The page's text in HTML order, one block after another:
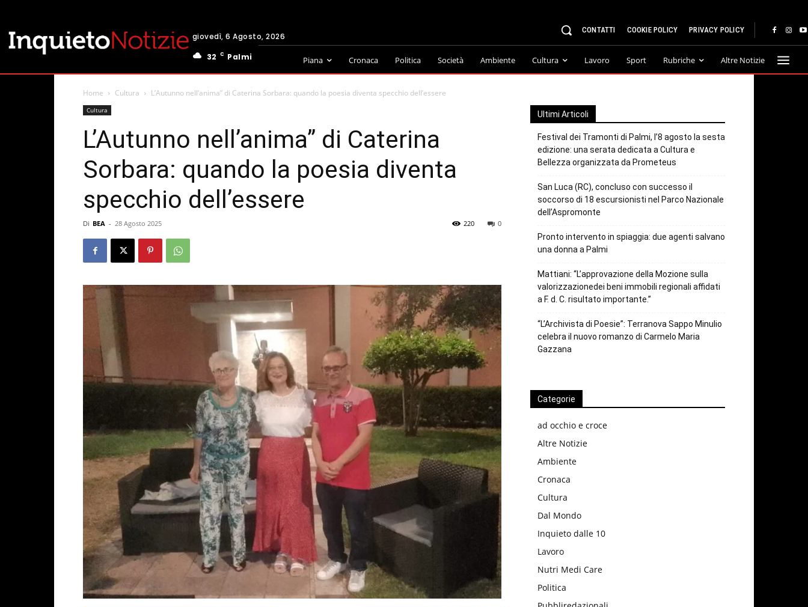
giovedì, 6 Agosto, 2026
32
C Palmi
CONTATTI COOKIE POLICY PRIVACY POLICY
Piana Cronaca Politica Società Ambiente Cultura Lavoro Sport Rubriche Altre Notizie
Home Cultura L’Autunno nell’anima” di Caterina Sorbara: quando la poesia diventa specchio dell’essere
Cultura
L’Autunno nell’anima” di Caterina
Sorbara: quando la poesia diventa
specchio dell’essere
Di BEA - 28 Agosto 2025 0
220
Ultimi Articoli
Festival dei Tramonti di Palmi, l’8 agosto la sesta
edizione: una serata dedicata a Cultura e
Bellezza organizzata da Prometeus
San Luca (RC), concluso con successo il
soccorso di 18 escursionisti nel Parco Nazionale
dell’Aspromonte
Pronto intervento in spiaggia: due agenti salvano
una donna a Palmi
Mattiani: “L’approvazione della Mozione sulla
valorizzazionedei beni immobili regionali affidati
a F. d. C. risultato importante.”
“L’Archivista di Poesie”: Terranova Sappo Minulio
celebra il nuovo romanzo di Carmelo Maria
Gazzana
Categorie
ad occhio e croce
Altre Notizie
Ambiente
Cronaca
Cultura
Dal Mondo
Inquieto dalle 10
Lavoro
Nutri Medi Care
Politica